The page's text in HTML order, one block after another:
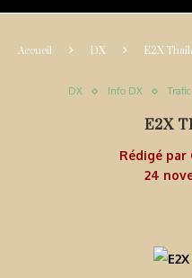
Accueil DX E2X
DX Info DX
E2X
Rédigé par
24